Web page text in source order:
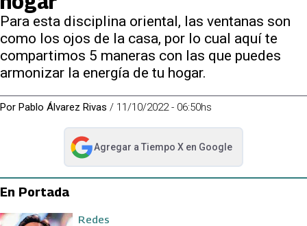
Para esta disciplina oriental, las ventanas son
como los ojos de la casa, por lo cual aquí te
compartimos 5 maneras con las que puedes
armonizar la energía de tu hogar.
Por Pablo Álvarez Rivas / 11/10/2022 - 06:50hs
Agregar a Tiempo Xen Google
abre en nueva pestaña
En Portada
Redes